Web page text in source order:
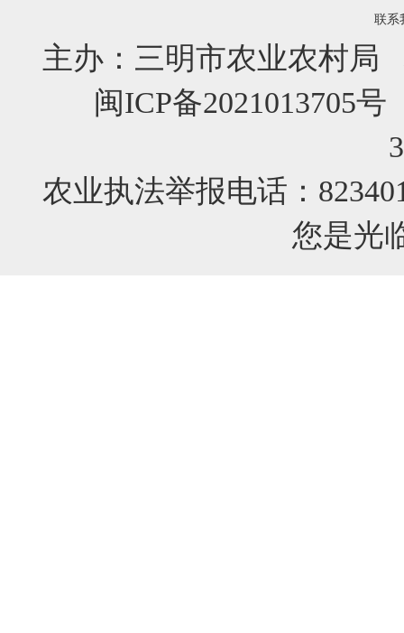
联系
主办：三明市农业农村局
闽ICP备2021013705号
农业执法举报电话：
您是光